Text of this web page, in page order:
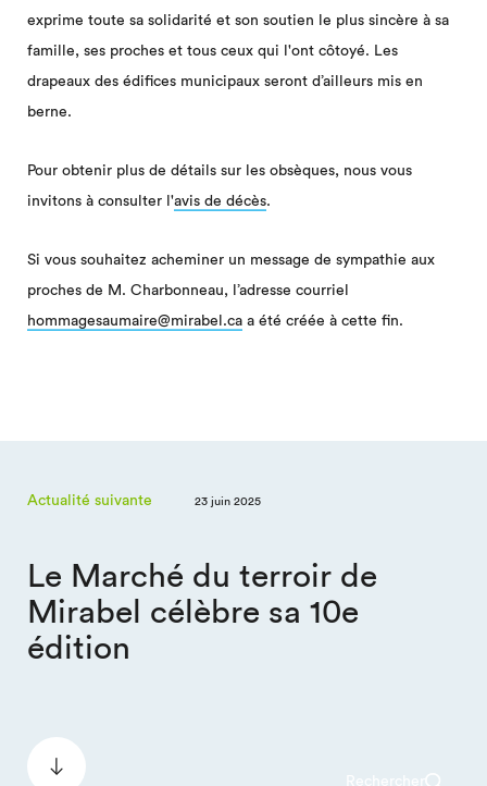
Rechercher
exprime toute sa solidarité et son soutien le plus sincère à sa
famille, ses proches et tous ceux qui l'ont côtoyé. Les
drapeaux des édifices municipaux seront d’ailleurs mis en
berne.
Pour obtenir plus de détails sur les obsèques, nous vous
invitons à consulter l'avis de décès.
Si vous souhaitez acheminer un message de sympathie aux
proches de M. Charbonneau, l’adresse courriel
hommagesaumaire@mirabel.ca a été créée à cette fin.
Actualité suivante 23 juin 2025
Le Marché du terroir de
Mirabel célèbre sa 10e
édition